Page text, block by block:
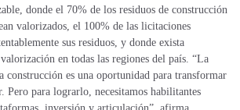
donde el 70% de los residuos de construcción
valorizados, el 100% de las licitaciones
sus residuos, y donde exista
en todas las regiones del país. “La
construcción es una oportunidad para transformar
Pero para lograrlo, necesitamos habilitantes